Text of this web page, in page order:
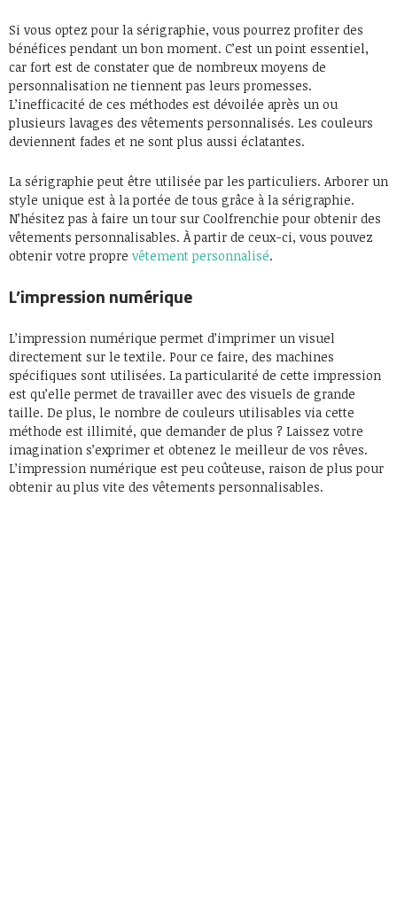
Si vous optez pour la sérigraphie, vous pourrez profiter des
bénéfices pendant un bon moment. C’est un point essentiel,
car fort est de constater que de nombreux moyens de
personnalisation ne tiennent pas leurs promesses.
L’inefficacité de ces méthodes est dévoilée après un ou
plusieurs lavages des vêtements personnalisés. Les couleurs
deviennent fades et ne sont plus aussi éclatantes.
La sérigraphie peut être utilisée par les particuliers. Arborer un
style unique est à la portée de tous grâce à la sérigraphie.
N’hésitez pas à faire un tour sur Coolfrenchie pour obtenir des
vêtements personnalisables. À partir de ceux-ci, vous pouvez
obtenir votre propre vêtement personnalisé.
L’impression numérique
L’impression numérique permet d’imprimer un visuel
directement sur le textile. Pour ce faire, des machines
spécifiques sont utilisées. La particularité de cette impression
est qu’elle permet de travailler avec des visuels de grande
taille. De plus, le nombre de couleurs utilisables via cette
méthode est illimité, que demander de plus ? Laissez votre
imagination s’exprimer et obtenez le meilleur de vos rêves.
L’impression numérique est peu coûteuse, raison de plus pour
obtenir au plus vite des vêtements personnalisables.